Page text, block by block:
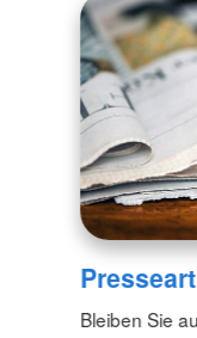
Bleiben Sie